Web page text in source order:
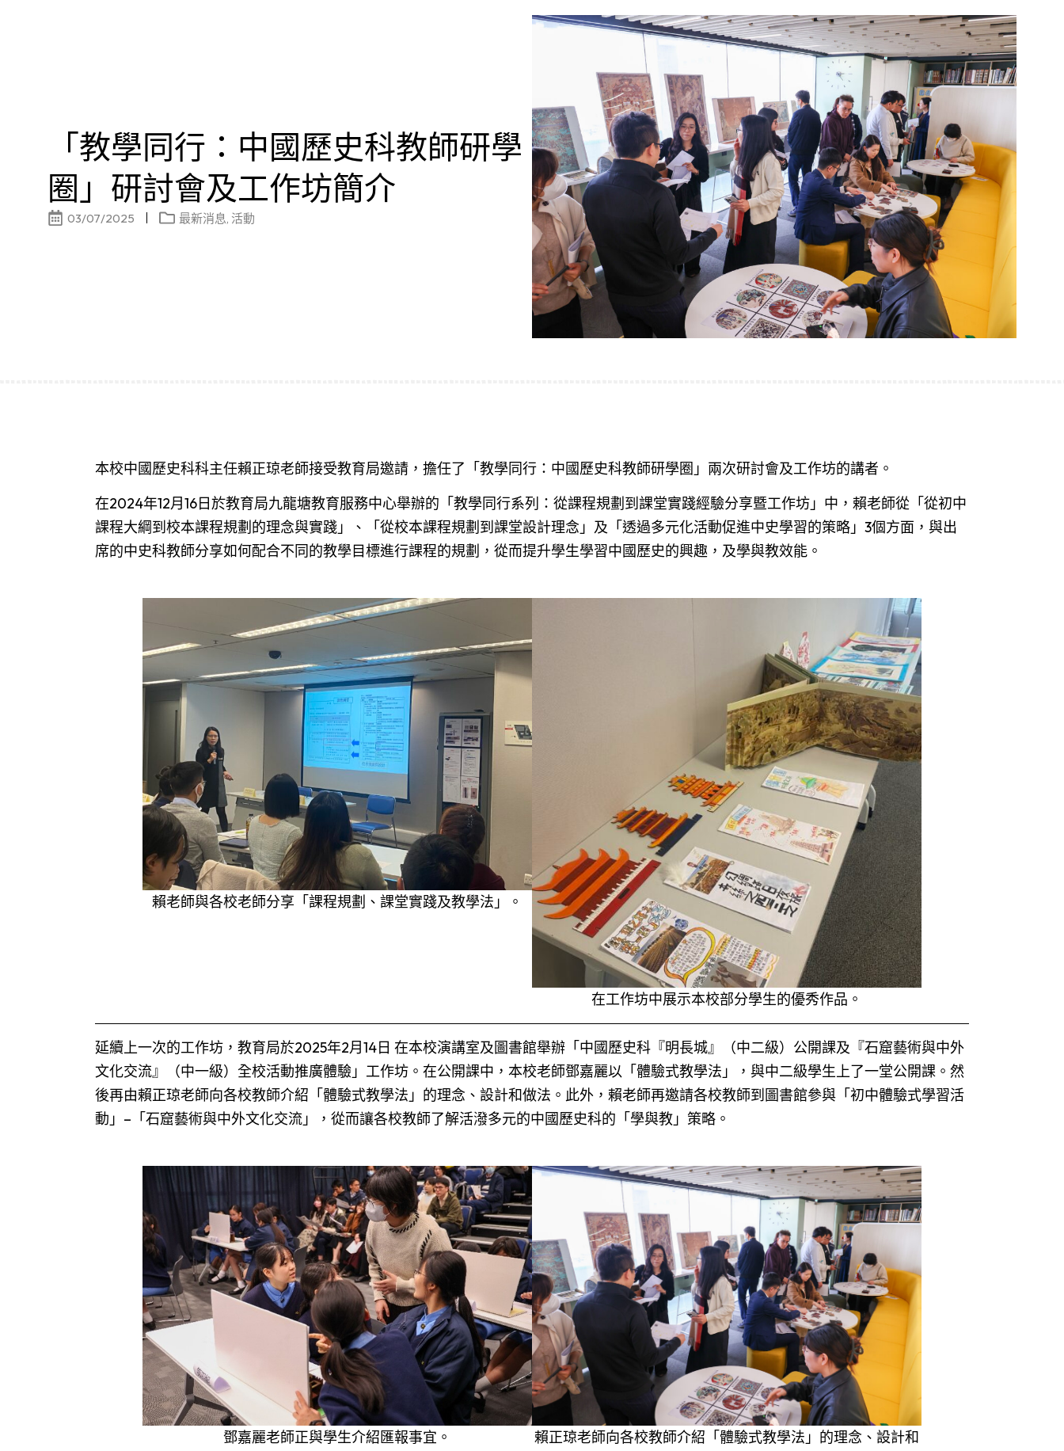
「教學同行：中國歷史科教師研學
圈」研討會及工作坊簡介
03/07/2025 最新消息 活動
本校中國歷史科科主任賴正琼老師接受教育局邀請，擔任了「教學同行：中國歷史科教師研學圈」兩次研討會及工作坊的講者。
在2024年12月16日於教育局九龍塘教育服務中心舉辦的「教學同行系列：從課程規劃到課堂實踐經驗分享暨工作坊」中，賴老師從「從初中
課程大綱到校本課程規劃的理念與實踐」、「從校本課程規劃到課堂設計理念」及「透過多元化活動促進中史學習的策略」3個方面，與出
席的中史科教師分享如何配合不同的教學目標進行課程的規劃，從而提升學生學習中國歷史的興趣，及學與教效能。
賴老師與各校老師分享「課程規劃、課堂實踐及教學法」。
在工作坊中展示本校部分學生的優秀作品。
延續上一次的工作坊，教育局於2025年2月14日 在本校演講室及圖書館舉辦「中國歷史科『明長城』（中二級）公開課及『石窟藝術與中外
文化交流』（中一級）全校活動推廣體驗」工作坊。在公開課中，本校老師鄧嘉麗以「體驗式教學法」，與中二級學生上了一堂公開課。然
後再由賴正琼老師向各校教師介紹「體驗式教學法」的理念、設計和做法。此外，賴老師再邀請各校教師到圖書館參與「初中體驗式學習活
動」–「石窟藝術與中外文化交流」，從而讓各校教師了解活潑多元的中國歷史科的「學與教」策略。
鄧嘉麗老師正與學生介紹匯報事宜。
賴正琼老師向各校教師介紹「體驗式教學法」的理念、設計和